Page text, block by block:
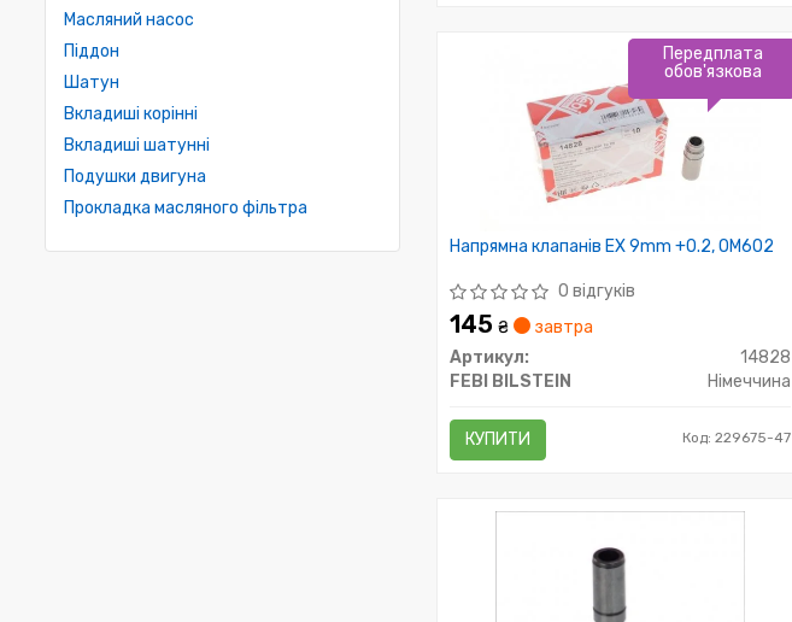
Масляний насос
Піддон
Шатун
Вкладиші корінні
Вкладиші шатунні
Подушки двигуна
Прокладка масляного фільтра
Напрямна клапанів EX 9mm +0.2, OM602
0 відгуків
145 ₴
завтра
Артикул:
14828
FEBI BILSTEIN
Німеччина
КУПИТИ Код: 229675-47
Передплата
обов'язкова